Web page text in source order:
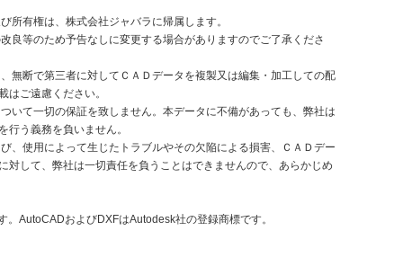
所有権は、株式会社ジャバラに帰属します。
良等のため予告なしに変更する場合がありますのでご了承くださ
無断で第三者に対してＣＡＤデータを複製又は編集・加工しての配
はご遠慮ください。
いて一切の保証を致しません。本データに不備があっても、弊社は
行う義務を負いません。
、使用によって生じたトラブルやその欠陥による損害、ＣＡＤデー
対して、弊社は一切責任を負うことはできませんので、あらかじめ
AutoCADおよびDXFはAutodesk社の登録商標です。